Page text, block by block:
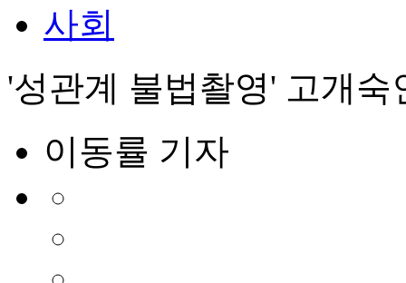
사회
'성관계 불법촬영' 고개
이동률 기자